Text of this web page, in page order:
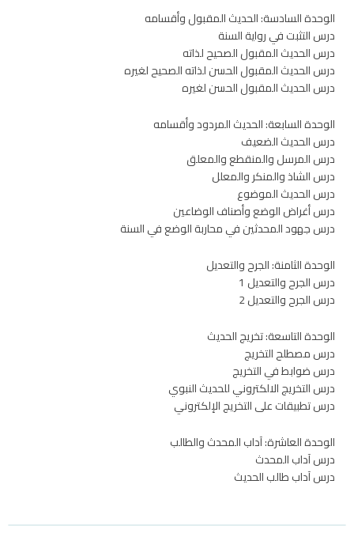
الوحدة السادسة: الحديث المقبول وأقسامه
درس التثبت في رواية السنة
درس الحديث المقبول الصحيح لذاته
درس الحديث المقبول الحسن لذاته الصحيح لغيره
درس الحديث المقبول الحسن لغيره
الوحدة السابعة: الحديث المردود وأقسامه
درس الحديث الضعيف
درس المرسل والمنقطع والمعلق
درس الشاذ والمنكر والمعلل
درس الحديث الموضوع
درس أغراض الوضع وأصناف الوضاعين
درس جهود المحدثين في محاربة الوضع في السنة
الوحدة الثامنة: الجرح والتعديل
درس الجرح والتعديل 1
درس الجرح والتعديل 2
الوحدة التاسعة: تخريج الحديث
درس مصطلح التخريج
درس ضوابط في التخريج
درس التخريج الالكتروني للحديث النبوي
درس تطبيقات على التخريج الإلكتروني
الوحدة العاشرة: آداب المحدث والطالب
درس آداب المحدث
درس آداب طالب الحديث